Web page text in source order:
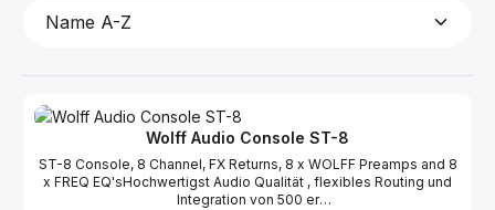
Wolff Audio Console ST-8
ST-8 Console, 8 Channel, FX Returns, 8 x WOLFF Preamps and 8
x FREQ EQ'sHochwertigst Audio Qualität , flexibles Routing und
Integration von 500 er